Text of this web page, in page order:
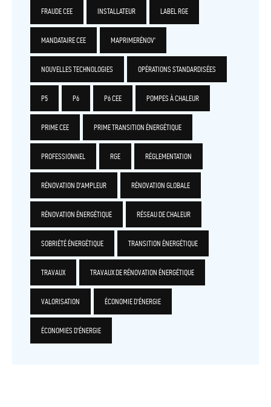
FRAUDE CEE INSTALLATEUR LABEL RGE
MANDATAIRE CEE MAPRIMERÉNOV'
NOUVELLES TECHNOLOGIES OPÉRATIONS STANDARDISÉES
P5 P6 P6 CEE POMPES À CHALEUR
PRIME CEE PRIME TRANSITION ÉNERGÉTIQUE
PROFESSIONNEL RGE RÉGLEMENTATION
RÉNOVATION D'AMPLEUR RÉNOVATION GLOBALE
RÉNOVATION ÉNERGÉTIQUE RÉSEAU DE CHALEUR
SOBRIÉTÉ ÉNERGÉTIQUE TRANSITION ÉNERGÉTIQUE
TRAVAUX TRAVAUX DE RÉNOVATION ÉNERGÉTIQUE
VALORISATION ÉCONOMIE D'ÉNERGIE
ÉCONOMIES D'ÉNERGIE